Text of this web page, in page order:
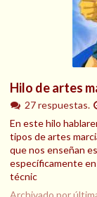
Hilo de artes
27 respuestas.
En este hilo
tipos de artes
que nos enseñan
específicamente
técnic
Archivado por